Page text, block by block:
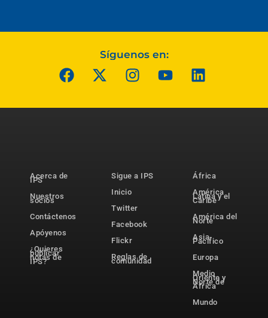
Síguenos en:
Acerca de
IPS
Nuestros
socios
Contáctenos
Apóyenos
¿Quieres
publicar
notas de
IPS?
Sigue a IPS
Inicio
Twitter
Facebook
Flickr
Reglas de
comunidad
África
América
Latina y el
Caribe
América del
Norte
Asia-
Pacífico
Europa
Medio
Oriente y
Norte de
África
Mundo